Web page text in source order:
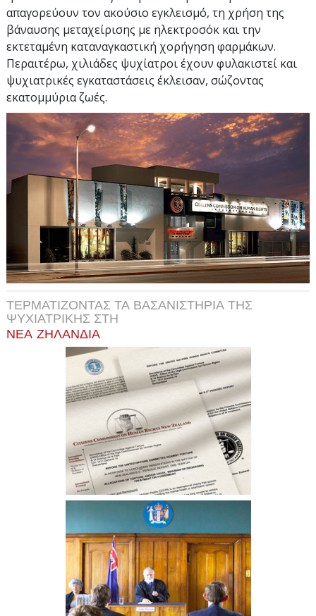
απαγορεύουν τον ακούσιο εγκλεισμό, τη χρήση της
βάναυσης μεταχείρισης με ηλεκτροσόκ και την
εκτεταμένη καταναγκαστική χορήγηση φαρμάκων.
Περαιτέρω, χιλιάδες ψυχίατροι έχουν φυλακιστεί και
ψυχιατρικές εγκαταστάσεις έκλεισαν, σώζοντας
εκατομμύρια ζωές.
ΤΕΡΜΑΤΙΖΟΝΤΑΣ ΤΑ ΒΑΣΑΝΙΣΤΗΡΙΑ ΤΗΣ
ΨΥΧΙΑΤΡΙΚΗΣ ΣΤΗ
ΝΕΑ ΖΗΛΑΝΔΙΑ